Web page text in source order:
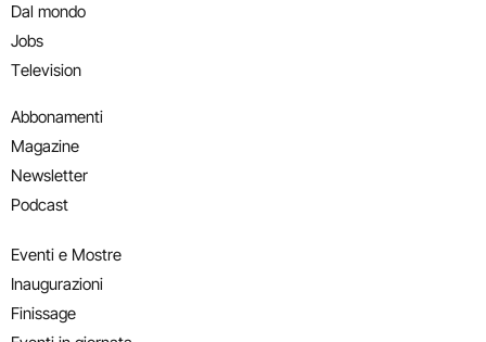
Dal mondo
Jobs
Television
Abbonamenti
Magazine
Newsletter
Podcast
Eventi e Mostre
Inaugurazioni
Finissage